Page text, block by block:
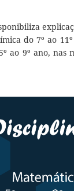
do 7º ao
ao 9º ano, nas